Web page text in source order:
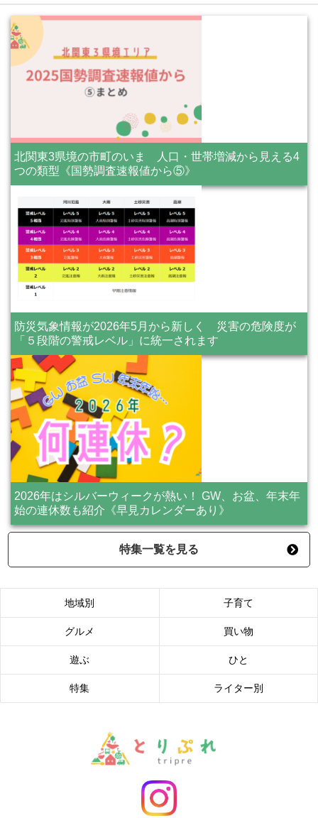
北関東3県境の市町のいま 人口・世帯増減から見える4
つの類型《国勢調査速報値から⑤》
防災気象情報が2026年5月から新しく 災害の危険度が
「５段階の警戒レベル」に統一されます
2026年はシルバーウィークが熱い！ GW、お盆、年末年
始の連休数も紹介《早見カレンダーあり》
特集一覧を見る
地域別 子育て
グルメ 買い物
遊ぶ ひと
特集 ライター別